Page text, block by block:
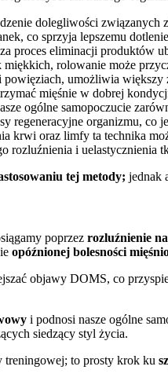
dolegliwości
co sprzyja lepszemu
proces eliminacji produktów
miękkich, rolowanie może
umożliwia większy
mięśnie w dobrej
ogólne samopoczucie
regeneracyjne organizmu, co
krwi oraz limfy ta technika
rozluźnienia i uelastycznienia
tej metody; jednak
poprzez rozluźnienie
opóźnionej bolesności
objawy DOMS, co
i podnosi nasze ogólne
siedzący styl życia.
treningowej; to prosty krok ku